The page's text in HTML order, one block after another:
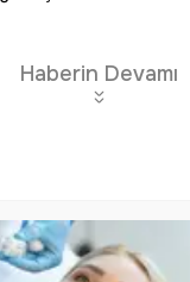
Haberin Devamı